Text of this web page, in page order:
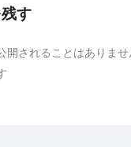
す
開されることはありませ